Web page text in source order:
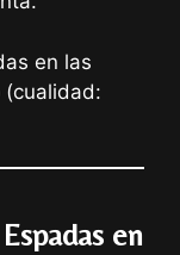
en las
(cualidad:
en